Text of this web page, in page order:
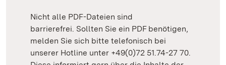
Nicht alle PDF-Dateien sind
barrierefrei. Sollten Sie ein PDF benötigen,
melden Sie sich bitte telefonisch bei
unserer Hotline unter +49(0)72 51.74-27 70.